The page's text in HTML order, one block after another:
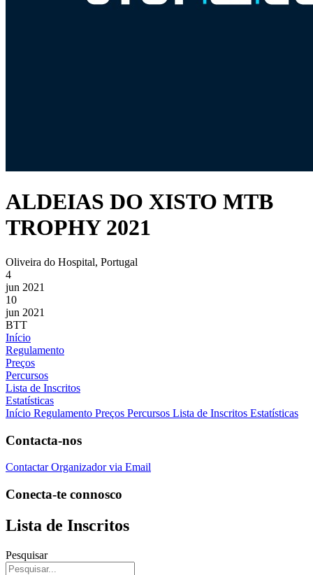
ALDEIAS DO XISTO MTB
TROPHY 2021
Oliveira do Hospital, Portugal
4
jun 2021
10
jun 2021
BTT
Início
Regulamento
Preços
Percursos
Lista de Inscritos
Estatísticas
Início Regulamento Preços Percursos Lista de Inscritos Estatísticas
Contacta-nos
Contactar Organizador via Email
Conecta-te connosco
Lista de Inscritos
Pesquisar